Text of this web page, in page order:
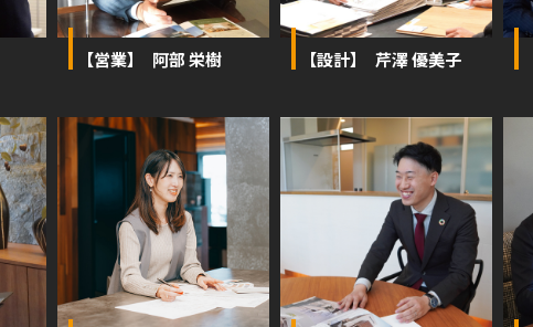
【営業】 阿部 栄樹 【設計】 芹澤 優美子